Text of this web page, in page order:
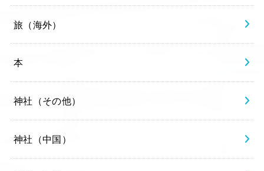
旅（海外）
本
神社（その他）
神社（中国）